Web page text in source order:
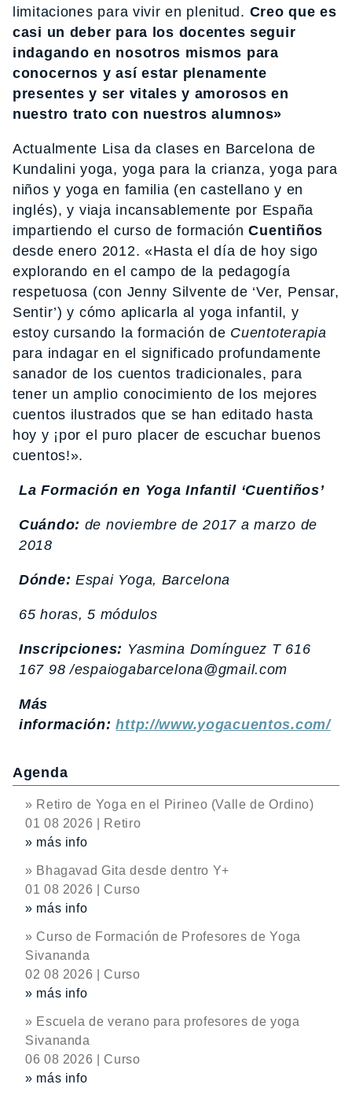
limitaciones para vivir en plenitud. Creo que es
casi un deber para los docentes seguir
indagando en nosotros mismos para
conocernos y así estar plenamente
presentes y ser vitales y amorosos en
nuestro trato con nuestros alumnos»
Actualmente Lisa da clases en Barcelona de
Kundalini yoga, yoga para la crianza, yoga para
niños y yoga en familia (en castellano y en
inglés), y viaja incansablemente por España
impartiendo el curso de formación Cuentiños
desde enero 2012. «Hasta el día de hoy sigo
explorando en el campo de la pedagogía
respetuosa (con Jenny Silvente de ‘Ver, Pensar,
Sentir’) y cómo aplicarla al yoga infantil, y
estoy cursando la formación de Cuentoterapia
para indagar en el significado profundamente
sanador de los cuentos tradicionales, para
tener un amplio conocimiento de los mejores
cuentos ilustrados que se han editado hasta
hoy y ¡por el puro placer de escuchar buenos
cuentos!».
La Formación en Yoga Infantil ‘Cuentiños’
Cuándo: de noviembre de 2017 a marzo de
2018
Dónde: Espai Yoga, Barcelona
65 horas, 5 módulos
Inscripciones: Yasmina Domínguez T 616
167 98 /espaiogabarcelona@gmail.com
Más
información:http://www.yogacuentos.com/
Agenda
» Retiro de Yoga en el Pirineo (Valle de Ordino)
01 08 2026 | Retiro
» más info
» Bhagavad Gita desde dentro Y+
01 08 2026 | Curso
» más info
» Curso de Formación de Profesores de Yoga
Sivananda
02 08 2026 | Curso
» más info
» Escuela de verano para profesores de yoga
Sivananda
06 08 2026 | Curso
» más info